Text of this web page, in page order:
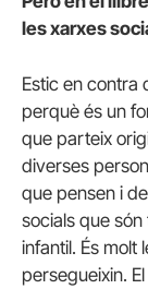
les xarxes
Estic en contra
perquè és un
que parteix
diverses
que pensen i
socials que
infantil. És molt
persegueixin.